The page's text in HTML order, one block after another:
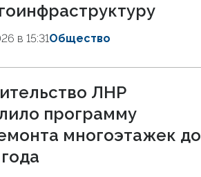
в 15:31Общество
ЛНР
программу
многоэтажек до